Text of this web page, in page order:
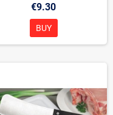
€9.30
BUY